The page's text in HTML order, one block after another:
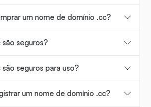
um nome de domínio .cc?
seguros?
seguros para uso?
um nome de domínio .cc?